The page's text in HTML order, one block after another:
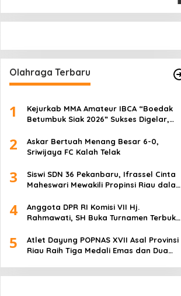
Olahraga Terbaru
1
Kejurkab MMA Amateur IBCA “Boedak
Betumbuk Siak 2026” Sukses Digelar,
2
Askar Bertuah Menang Besar 6-0,
Sriwijaya FC Kalah Telak
3
Siswi SDN 36 Pekanbaru, Ifrassel Cinta
Maheswari Mewakili Propinsi Riau dalam
Senam Putri
4
Anggota DPR RI Komisi VII Hj.
Rahmawati, SH Buka Turnamen Terbuka
Wanita di Kalimantan Utara
5
Atlet Dayung POPNAS XVII Asal Provinsi
Riau Raih Tiga Medali Emas dan Dua